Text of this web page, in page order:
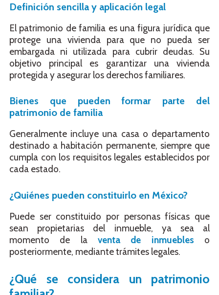
Definición sencilla y aplicación legal
El patrimonio de familia es una figura jurídica que
protege una vivienda para que no pueda ser
embargada ni utilizada para cubrir deudas. Su
objetivo principal es garantizar una vivienda
protegida y asegurar los derechos familiares.
Bienes que pueden formar parte del
patrimonio de familia
Generalmente incluye una casa o departamento
destinado a habitación permanente, siempre que
cumpla con los requisitos legales establecidos por
cada estado.
¿Quiénes pueden constituirlo en México?
Puede ser constituido por personas físicas que
sean propietarias del inmueble, ya sea al
momento de la venta de inmuebles o
posteriormente, mediante trámites legales.
¿Qué se considera un patrimonio